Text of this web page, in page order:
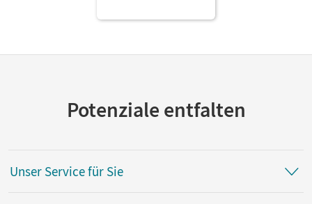
Potenziale entfalten
Unser Service für Sie